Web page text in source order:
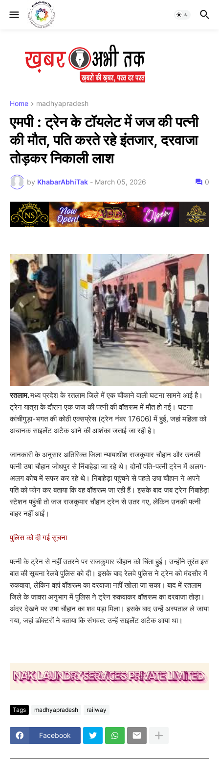
Home madhyapradesh
एमपी : ट्रेन के टॉयलेट में जज की पत्नी
की मौत, पति करते रहे इंतजार, दरवाजा
तोड़कर निकाली लाश
by KhabarAbhiTak - March 05, 2026 0
रतलाम.मध्य प्रदेश के रतलाम जिले में एक चौंकाने वाली घटना सामने आई है।
ट्रेन यात्रा के दौरान एक जज की पत्नी की वॉशरूम में मौत हो गई। घटना
कांचीगुड़ा-भगत की कोठी एक्सप्रेस (ट्रेन नंबर 17606) में हुई, जहां महिला को
अचानक साइलेंट अटैक आने की आशंका जताई जा रही है।
जानकारी के अनुसार अतिरिक्त जिला न्यायाधीश राजकुमार चौहान और उनकी
पत्नी उषा चौहान जोधपुर से निंबाहेड़ा जा रहे थे। दोनों पति-पत्नी ट्रेन में अलग-
अलग कोच में सफर कर रहे थे। निंबाहेड़ा पहुंचने से पहले उषा चौहान ने अपने
पति को फोन कर बताया कि वह वॉशरूम जा रही हैं। इसके बाद जब ट्रेन निंबाहेड़ा
स्टेशन पहुंची तो जज राजकुमार चौहान ट्रेन से उतर गए, लेकिन उनकी पत्नी
बाहर नहीं आईं।
पुलिस को दी गई सूचना
पत्नी के ट्रेन से नहीं उतरने पर राजकुमार चौहान को चिंता हुई। उन्होंने तुरंत इस
बात की सूचना रेलवे पुलिस को दी। इसके बाद रेलवे पुलिस ने ट्रेन को मंदसौर में
रुकवाया, लेकिन वहां वॉशरूम का दरवाजा नहीं खोला जा सका। बाद में रतलाम
जिले के जावरा अनुभाग में पुलिस ने ट्रेन रुकवाकर वॉशरूम का दरवाजा तोड़ा।
अंदर देखने पर उषा चौहान का शव पड़ा मिला। इसके बाद उन्हें अस्पताल ले जाया
गया, जहां डॉक्टरों ने बताया कि संभवत: उन्हें साइलेंट अटैक आया था।
Tags madhyapradesh railway
Facebook